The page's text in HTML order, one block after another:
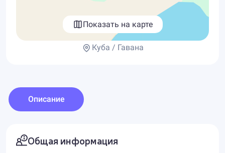
Показать на карте
Куба / Гавана
Описание
Общая информация